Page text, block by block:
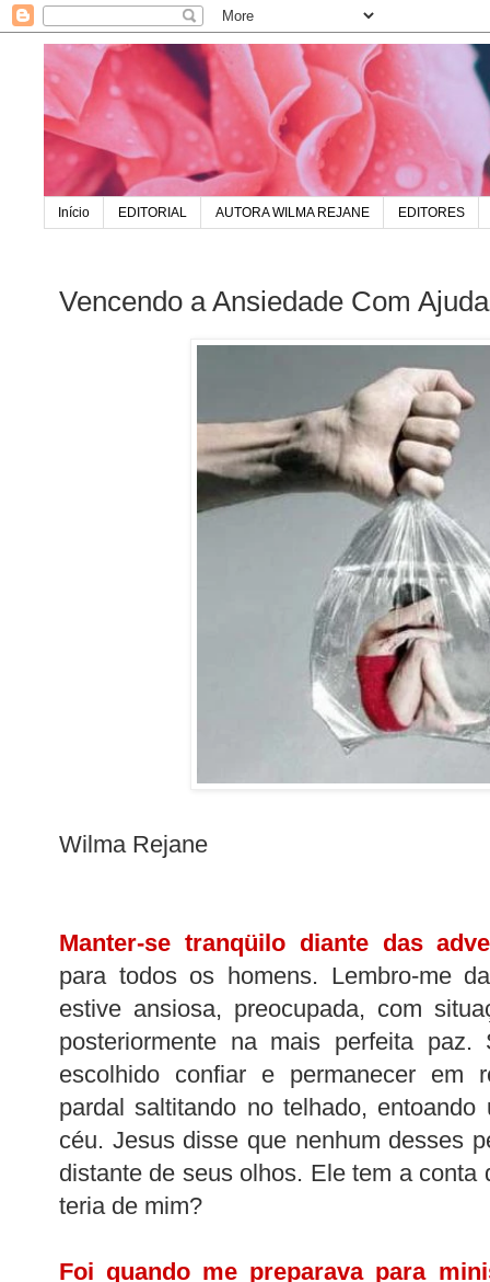
Início EDITORIAL AUTORA WILMA REJANE EDITORES
Vencendo a Ansiedade Com
Wilma Rejane
Manter-se tranqüilo diante das
para todos os homens. Lembro-me
estive ansiosa, preocupada, com
posteriormente na mais perfeita
escolhido confiar e permanecer em
pardal saltitando no telhado,
céu. Jesus disse que nenhum desses
distante de seus olhos. Ele tem a conta
teria de mim?
Foi quando me preparava para